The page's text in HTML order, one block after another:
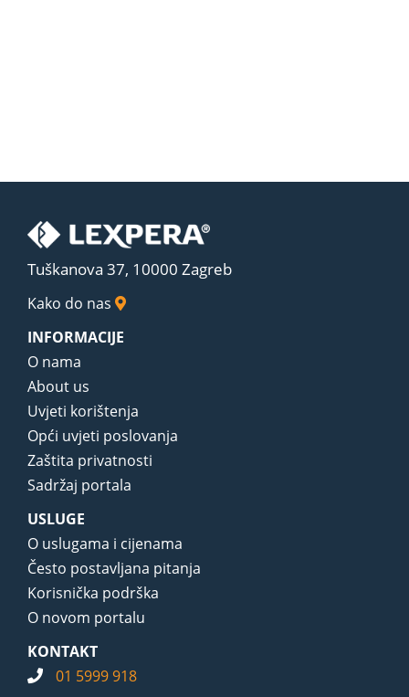
Tuškanova 37, 10000 Zagreb
Kako do nas
INFORMACIJE
O nama
About us
Uvjeti korištenja
Opći uvjeti poslovanja
Zaštita privatnosti
Sadržaj portala
USLUGE
O uslugama i cijenama
Često postavljana pitanja
Korisnička podrška
O novom portalu
KONTAKT
01 5999 918